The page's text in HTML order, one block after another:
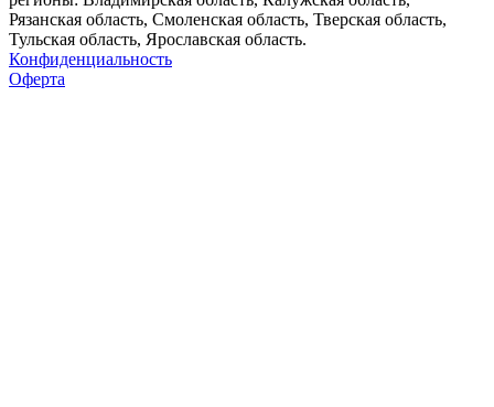
Рязанская область, Смоленская область, Тверская область,
Тульская область, Ярославская область.
Конфиденциальность
Оферта